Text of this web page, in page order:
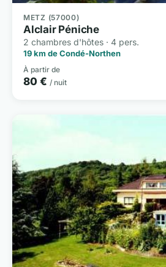
METZ (57000)
Alclair Péniche
2 chambres d'hôtes · 4 pers.
19 km de Condé-Northen
À partir de
80 € / nuit